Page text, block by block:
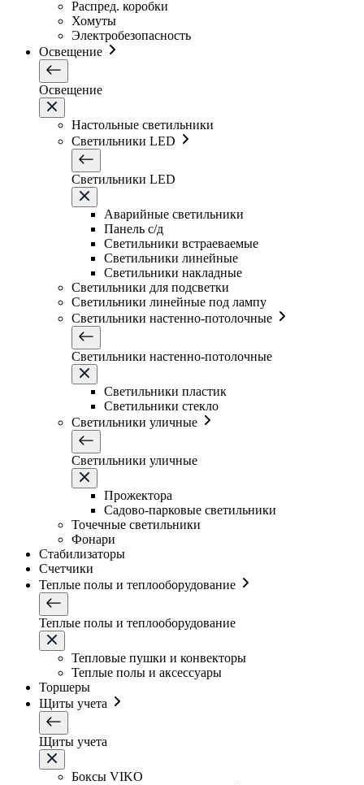
Распред. коробки
Хомуты
Электробезопасность
Освещение
Освещение
Настольные светильники
Светильники LED
Светильники LED
Аварийные светильники
Панель с/д
Светильники встраеваемые
Светильники линейные
Светильники накладные
Светильники для подсветки
Светильники линейные под лампу
Светильники настенно-потолочные
Светильники настенно-потолочные
Светильники плаcтик
Светильники стекло
Светильники уличные
Светильники уличные
Прожектора
Садово-парковые светильники
Точечные светильники
Фонари
Стабилизаторы
Счетчики
Теплые полы и теплооборудование
Теплые полы и теплооборудование
Тепловые пушки и конвекторы
Теплые полы и аксессуары
Торшеры
Щиты учета
Щиты учета
Боксы VIKO